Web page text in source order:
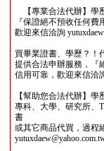
【專業合法代辦】學
『保證絕不預收任何
歡迎來信洽詢
買畢業證書、學歷？！
提供合法申辦服務，『
信用可靠，歡迎來信洽
【幫助您合法代辦】
專科、大學、研究所、
書
或其它商品代買，過程